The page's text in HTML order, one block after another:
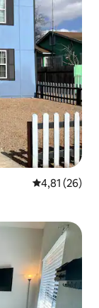
4,81 de uma
4,81 (26)